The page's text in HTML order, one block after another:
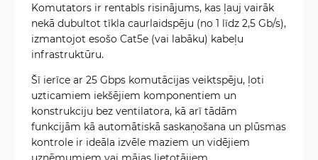
Komutators ir rentabls risinājums, kas ļauj vairāk
nekā dubultot tīkla caurlaidspēju (no 1 līdz 2,5 Gb/s),
izmantojot esošo Cat5e (vai labāku) kabeļu
infrastruktūru.
Šī ierīce ar 25 Gbps komutācijas veiktspēju, ļoti
uzticamiem iekšējiem komponentiem un
konstrukciju bez ventilatora, kā arī tādām
funkcijām kā automātiskā saskaņošana un plūsmas
kontrole ir ideāla izvēle maziem un vidējiem